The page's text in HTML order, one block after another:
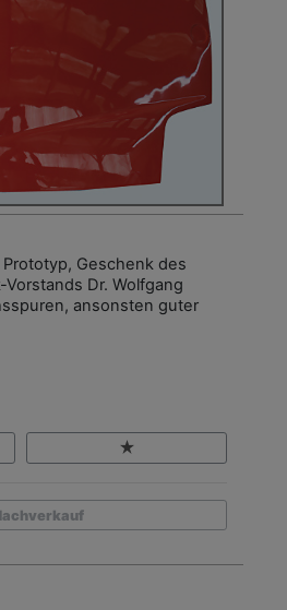
Geschenk des
Dr. Wolfgang
ansonsten guter